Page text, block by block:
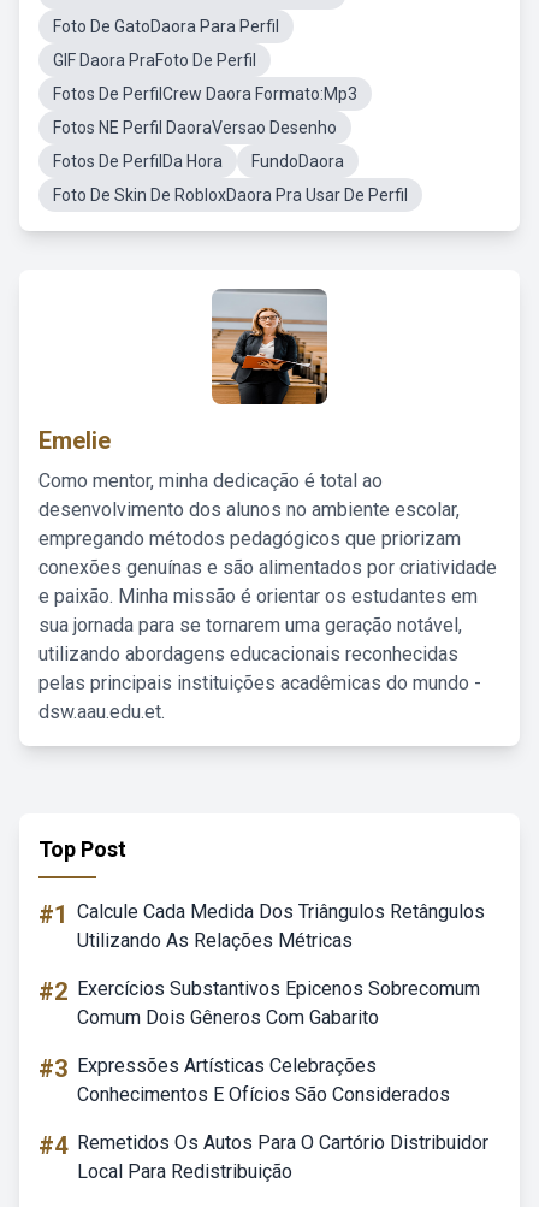
Foto De GatoDaora Para Perfil
GIF Daora PraFoto De Perfil
Fotos De PerfilCrew Daora Formato:Mp3
Fotos NE Perfil DaoraVersao Desenho
Fotos De PerfilDa Hora
FundoDaora
Foto De Skin De RobloxDaora Pra Usar De Perfil
Emelie
Como mentor, minha dedicação é total ao
desenvolvimento dos alunos no ambiente escolar,
empregando métodos pedagógicos que priorizam
conexões genuínas e são alimentados por criatividade
e paixão. Minha missão é orientar os estudantes em
sua jornada para se tornarem uma geração notável,
utilizando abordagens educacionais reconhecidas
pelas principais instituições acadêmicas do mundo -
dsw.aau.edu.et.
Top Post
#1 Calcule Cada Medida Dos Triângulos Retângulos
Utilizando As Relações Métricas
#2 Exercícios Substantivos Epicenos Sobrecomum
Comum Dois Gêneros Com Gabarito
#3 Expressões Artísticas Celebrações
Conhecimentos E Ofícios São Considerados
#4 Remetidos Os Autos Para O Cartório Distribuidor
Local Para Redistribuição